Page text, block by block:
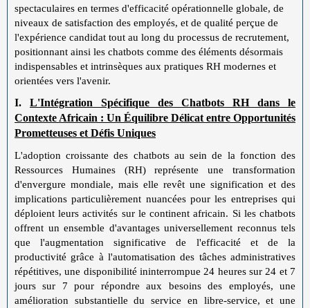
spectaculaires en termes d'efficacité opérationnelle globale, de
niveaux de satisfaction des employés, et de qualité perçue de
l'expérience candidat tout au long du processus de recrutement,
positionnant ainsi les chatbots comme des éléments désormais
indispensables et intrinsèques aux pratiques RH modernes et
orientées vers l'avenir.
I. L'Intégration Spécifique des Chatbots RH dans le
Contexte Africain : Un Équilibre Délicat entre Opportunités
Prometteuses et Défis Uniques
L'adoption croissante des chatbots au sein de la fonction des
Ressources Humaines (RH) représente une transformation
d'envergure mondiale, mais elle revêt une signification et des
implications particulièrement nuancées pour les entreprises qui
déploient leurs activités sur le continent africain. Si les chatbots
offrent un ensemble d'avantages universellement reconnus tels
que l'augmentation significative de l'efficacité et de la
productivité grâce à l'automatisation des tâches administratives
répétitives, une disponibilité ininterrompue 24 heures sur 24 et 7
jours sur 7 pour répondre aux besoins des employés, une
amélioration substantielle du service en libre-service, et une